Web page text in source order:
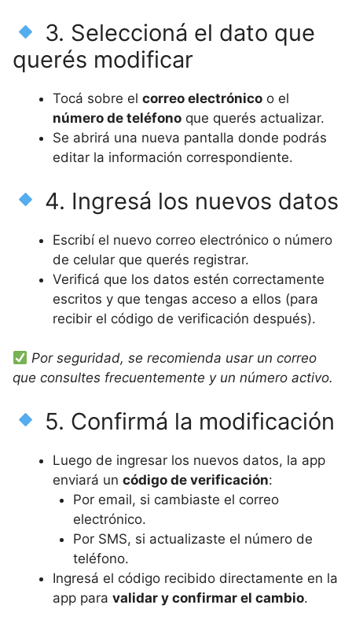
3. Seleccioná el dato que
querés modificar
Tocá sobre el correo electrónico o el
número de teléfono que querés actualizar.
Se abrirá una nueva pantalla donde podrás
editar la información correspondiente.
4. Ingresá los nuevos datos
Escribí el nuevo correo electrónico o número
de celular que querés registrar.
Verificá que los datos estén correctamente
escritos y que tengas acceso a ellos (para
recibir el código de verificación después).
Por seguridad, se recomienda usar un correo
que consultes frecuentemente y un número activo.
5. Confirmá la modificación
Luego de ingresar los nuevos datos, la app
enviará un código de verificación:
Por email, si cambiaste el correo
electrónico.
Por SMS, si actualizaste el número de
teléfono.
Ingresá el código recibido directamente en la
app para validar y confirmar el cambio.